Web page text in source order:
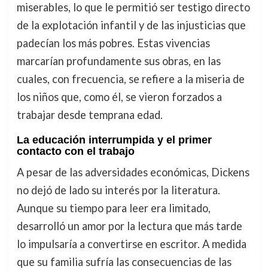
miserables, lo que le permitió ser testigo directo
de la explotación infantil y de las injusticias que
padecían los más pobres. Estas vivencias
marcarían profundamente sus obras, en las
cuales, con frecuencia, se refiere a la miseria de
los niños que, como él, se vieron forzados a
trabajar desde temprana edad.
La educación interrumpida y el primer
contacto con el trabajo
A pesar de las adversidades económicas, Dickens
no dejó de lado su interés por la literatura.
Aunque su tiempo para leer era limitado,
desarrolló un amor por la lectura que más tarde
lo impulsaría a convertirse en escritor. A medida
que su familia sufría las consecuencias de las